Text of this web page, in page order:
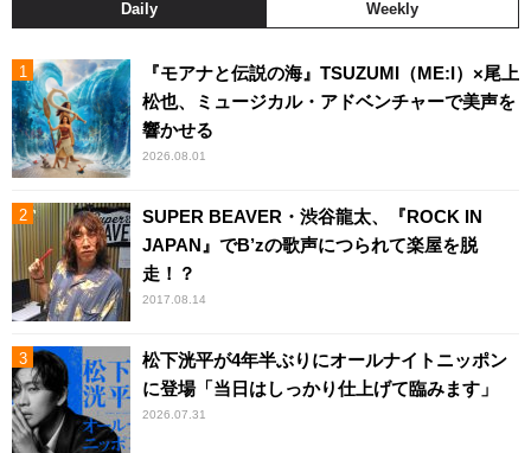
Daily Weekly
『モアナと伝説の海』TSUZUMI（ME:I）×尾上
松也、ミュージカル・アドベンチャーで美声を
響かせる
2026.08.01
SUPER BEAVER・渋谷龍太、『ROCK IN
JAPAN』でB’zの歌声につられて楽屋を脱
走！？
2017.08.14
松下洸平が4年半ぶりにオールナイトニッポン
に登場「当日はしっかり仕上げて臨みます」
2026.07.31